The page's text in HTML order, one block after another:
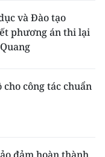
và Đào tạo
phương án thi lại
công tác chuẩn